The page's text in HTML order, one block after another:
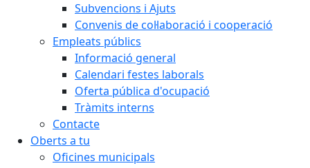
Subvencions i Ajuts
Convenis de col·laboració i cooperació
Empleats públics
Informació general
Calendari festes laborals
Oferta pública d'ocupació
Tràmits interns
Contacte
Oberts a tu
Oficines municipals